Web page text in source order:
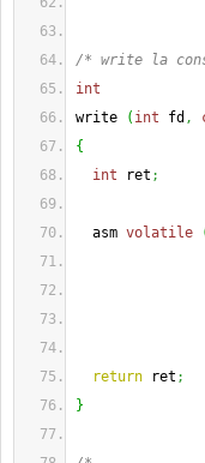
/* write la
int
write
( int fd ,
{
int ret ;
asm volatile
return ret ;
}